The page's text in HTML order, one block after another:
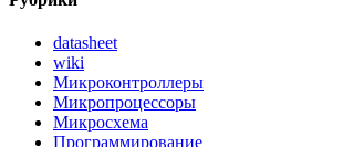
datasheet
wiki
Микроконтроллеры
Микропроцессоры
Микросхема
Программирование